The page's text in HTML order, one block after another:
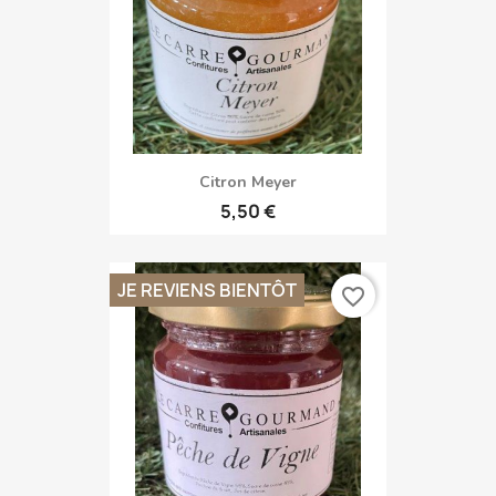
Citron Meyer
5,50 €
JE REVIENS BIENTÔT favorite_border